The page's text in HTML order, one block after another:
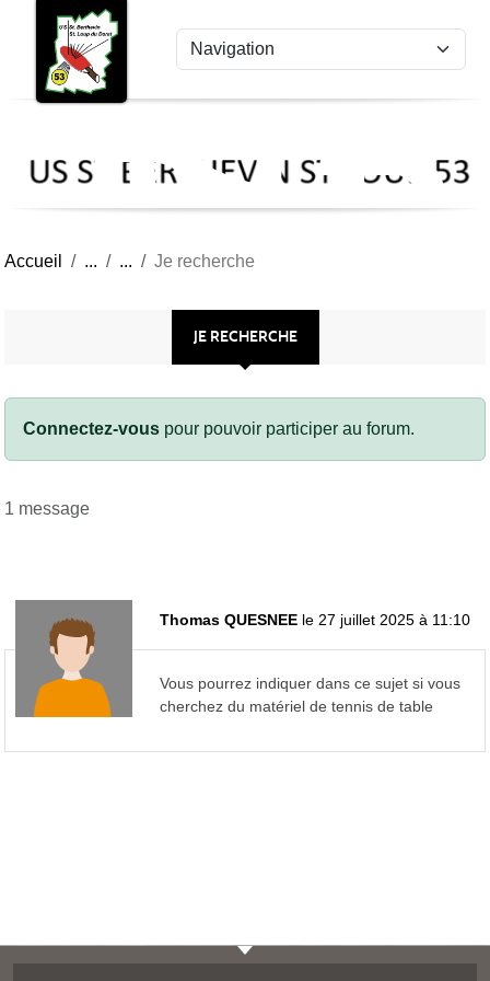
US
St
53
Accueil Je recherche
JE RECHERCHE
Connectez-vous pour pouvoir participer au forum.
1 message
Thomas QUESNEE le 27 juillet 2025 à 11:10
Vous pourrez indiquer dans ce sujet si vous
cherchez du matériel de tennis de table
Panneau de gestion des cookies